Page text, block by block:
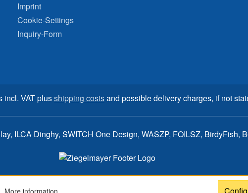
Imprint
Cookie-Settings
Inquiry-Form
incl. VAT plusshipping costsand possible delivery charges, if not
ILCA Dinghy, SWITCH One Design, WASZP, FOILSZ, BirdyFish,
More information...